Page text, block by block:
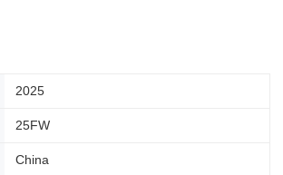
2025
25FW
China